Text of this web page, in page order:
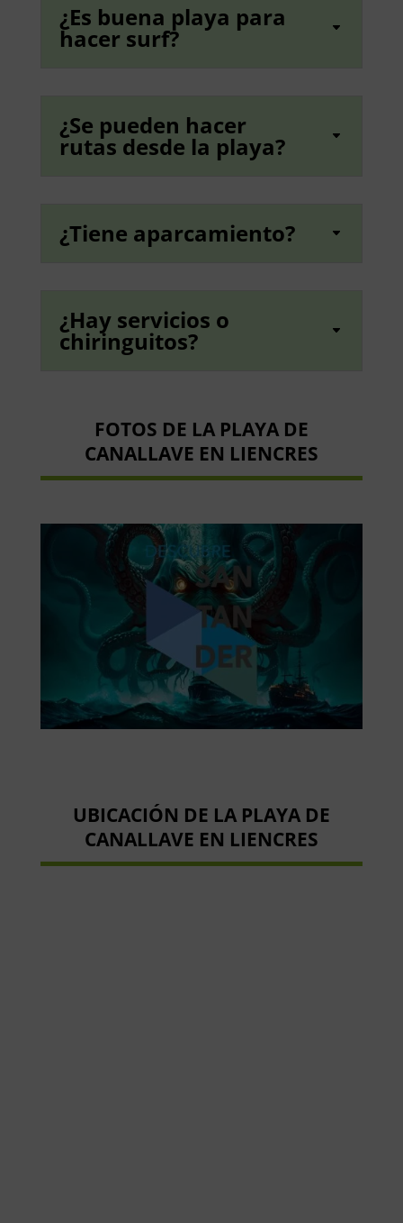
¿Es buena playa para
hacer surf?
¿Se pueden hacer
rutas desde la playa?
¿Tiene aparcamiento?
¿Hay servicios o
chiringuitos?
FOTOS DE LA PLAYA DE
CANALLAVE EN LIENCRES
UBICACIÓN DE LA PLAYA DE
CANALLAVE EN LIENCRES